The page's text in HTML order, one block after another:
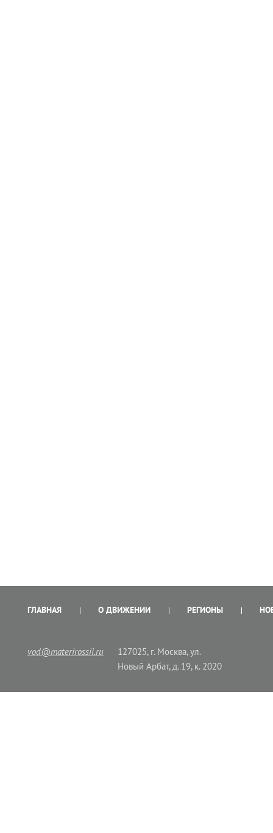
ГЛАВНАЯ О ДВИЖЕНИИ РЕГИОНЫ
vod@materirossii.ru
127025, г. Москва, ул.
Новый Арбат, д. 19, к. 2020